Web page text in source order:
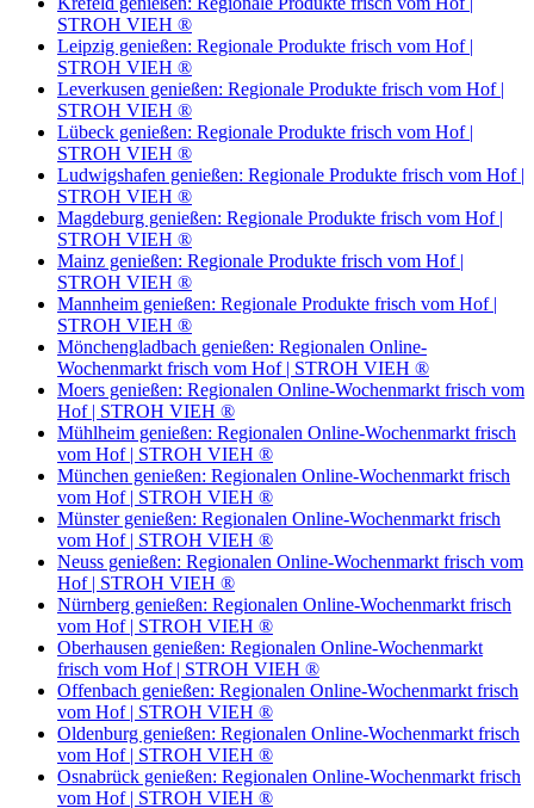
STROH VIEH ®
Leipzig genießen: Regionale Produkte frisch vom Hof |
STROH VIEH ®
Leverkusen genießen: Regionale Produkte frisch vom Hof |
STROH VIEH ®
Lübeck genießen: Regionale Produkte frisch vom Hof |
STROH VIEH ®
Ludwigshafen genießen: Regionale Produkte frisch vom Hof |
STROH VIEH ®
Magdeburg genießen: Regionale Produkte frisch vom Hof |
STROH VIEH ®
Mainz genießen: Regionale Produkte frisch vom Hof |
STROH VIEH ®
Mannheim genießen: Regionale Produkte frisch vom Hof |
STROH VIEH ®
Mönchengladbach genießen: Regionalen Online-
Wochenmarkt frisch vom Hof | STROH VIEH ®
Moers genießen: Regionalen Online-Wochenmarkt frisch vom
Hof | STROH VIEH ®
Mühlheim genießen: Regionalen Online-Wochenmarkt frisch
vom Hof | STROH VIEH ®
München genießen: Regionalen Online-Wochenmarkt frisch
vom Hof | STROH VIEH ®
Münster genießen: Regionalen Online-Wochenmarkt frisch
vom Hof | STROH VIEH ®
Neuss genießen: Regionalen Online-Wochenmarkt frisch vom
Hof | STROH VIEH ®
Nürnberg genießen: Regionalen Online-Wochenmarkt frisch
vom Hof | STROH VIEH ®
Oberhausen genießen: Regionalen Online-Wochenmarkt
frisch vom Hof | STROH VIEH ®
Offenbach genießen: Regionalen Online-Wochenmarkt frisch
vom Hof | STROH VIEH ®
Oldenburg genießen: Regionalen Online-Wochenmarkt frisch
vom Hof | STROH VIEH ®
Osnabrück genießen: Regionalen Online-Wochenmarkt frisch
vom Hof | STROH VIEH ®